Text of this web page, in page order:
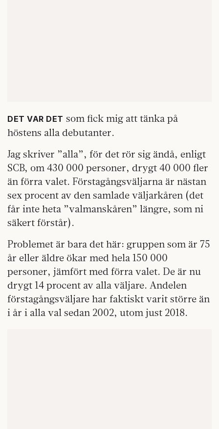
DET VAR DET som fick mig att tänka på
höstens alla debutanter.
Jag skriver ”alla”, för det rör sig ändå, enligt
SCB, om 430 000 personer, drygt 40 000 fler
än förra valet. Förstagångsväljarna är nästan
sex procent av den samlade väljarkåren (det
får inte heta ”valmanskåren” längre, som ni
säkert förstår).
Problemet är bara det här: gruppen som är 75
år eller äldre ökar med hela 150 000
personer, jämfört med förra valet. De är nu
drygt 14 procent av alla väljare. Andelen
förstagångsväljare har faktiskt varit större än
i år i alla val sedan 2002, utom just 2018.